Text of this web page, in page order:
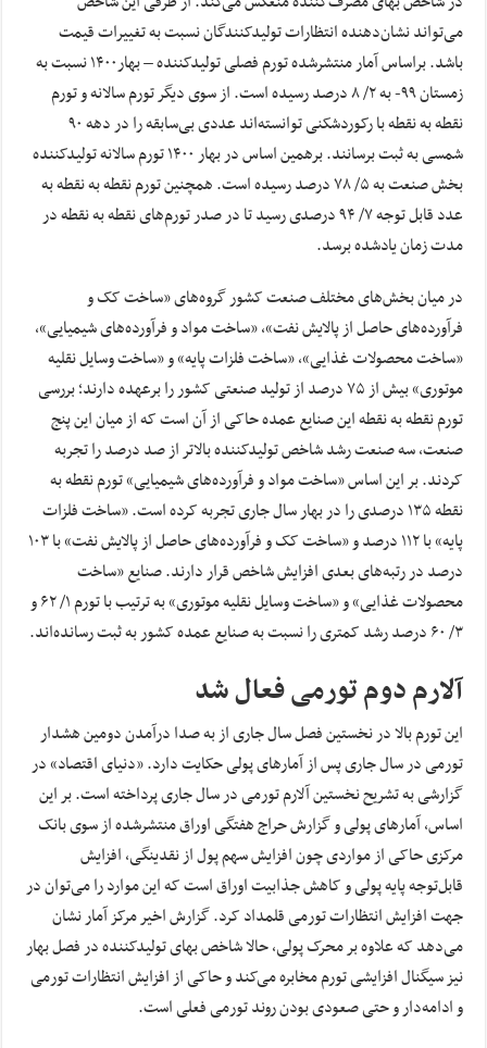
می‌تواند نشان‌دهنده انتظارات تولید‌کنندگان نسبت به تغییرات قیمت
باشد. براساس آمار منتشرشده تورم فصلی تولید‌کننده – بهار۱۴۰۰ نسبت به
زمستان ۹۹- به ۲/ ۸ درصد رسیده است. از سوی دیگر تورم سالانه و تورم
نقطه به نقطه با رکوردشکنی توانسته‌اند عددی بی‌سابقه را در دهه ۹۰
شمسی به ثبت برسانند. برهمین اساس در بهار ۱۴۰۰ تورم سالانه تولیدکننده
بخش صنعت به ۵/ ۷۸ درصد رسیده است. همچنین تورم نقطه به نقطه به
عدد قابل توجه ۷/ ۹۴ درصدی رسید تا در صدر تورم‌های نقطه به نقطه در
مدت زمان یادشده برسد.
در میان بخش‌های مختلف صنعت کشور گروه‌های «ساخت کک و
فرآورده‌های حاصل از پالایش نفت»، «ساخت مواد و فرآورده‌های شیمیایی»،
«ساخت محصولات غذایی»، «ساخت فلزات پایه» و «ساخت وسایل نقلیه
موتوری» بیش از ۷۵ درصد از تولید صنعتی کشور را برعهده دارند؛ بررسی
تورم نقطه به نقطه این صنایع عمده حاکی از آن است که از میان این پنج
صنعت، سه صنعت رشد شاخص تولیدکننده بالاتر از صد درصد را تجربه
کردند. بر این اساس «ساخت مواد و فرآورده‌های شیمیایی» تورم نقطه به
نقطه ۱۳۵ درصدی را در بهار سال جاری تجربه کرده است. «ساخت فلزات
پایه» با ۱۱۲ درصد و «ساخت کک و فرآورده‌های حاصل از پالایش نفت» با ۱۰۳
درصد در رتبه‌های بعدی افزایش شاخص قرار دارند. صنایع «ساخت
محصولات غذایی» و «ساخت وسایل نقلیه موتوری» به ترتیب با تورم ۱/ ۶۲ و
۳/ ۶۰ درصد رشد کمتری را نسبت به صنایع عمده کشور به ثبت رسانده‌اند.
آلارم دوم تورمی فعال شد
این تورم بالا در نخستین فصل سال جاری از به صدا درآمدن دومین هشدار
تورمی در سال جاری پس از آمارهای پولی حکایت دارد. «دنیای اقتصاد» در
گزارشی به تشریح نخستین آلارم تورمی در سال جاری پرداخته است. بر این
اساس، آمارهای پولی و گزارش حراج هفتگی اوراق منتشر‌شده از سوی بانک
مرکزی حاکی از مواردی چون افزایش سهم پول از نقدینگی، افزایش
قابل‌توجه پایه پولی و کاهش جذابیت اوراق است که این موارد را می‌توان در
جهت افزایش انتظارات تورمی قلمداد کرد. گزارش اخیر مرکز آمار نشان
می‌دهد که علاوه بر محرک پولی، حالا شاخص بهای تولید‌کننده در فصل بهار
نیز سیگنال افزایشی تورم مخابره می‌کند و حاکی از افزایش انتظارات تورمی
و ادامه‌دار و حتی صعودی بودن روند تورمی فعلی است.